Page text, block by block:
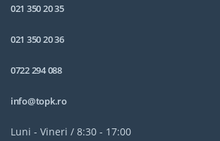
021 350 20 35
021 350 20 36
0722 294 088
info@topk.ro
Luni - Vineri / 8:30 - 17:00